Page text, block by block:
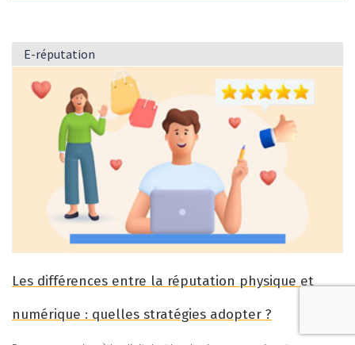
E-réputation
Les différences entre la réputation physique et
numérique : quelles stratégies adopter ?